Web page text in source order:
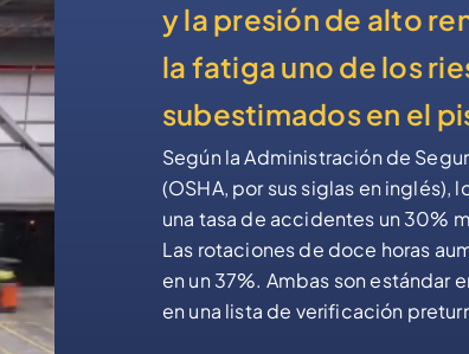
y la presión de alto
la fatiga uno de los
subestimados en el
Según la Administración de
(OSHA, por sus siglas en inglés),
una tasa de accidentes un 30%
Las rotaciones de doce horas
en un 37%. Ambas son estándar
en una lista de verificación